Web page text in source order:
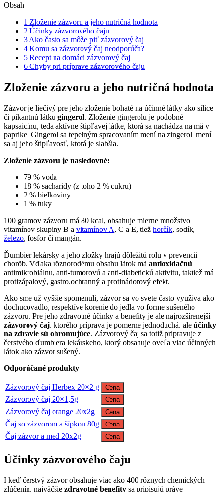
Obsah
1 Zloženie zázvoru a jeho nutričná hodnota
2 Účinky zázvorového čaju
3 Ako často sa môže piť zázvorový čaj
4 Komu sa zázvorový čaj neodporúča?
5 Recept na domáci zázvorový čaj
6 Chyby pri príprave zázvorového čaju
Zloženie zázvoru a jeho nutričná hodnota
Zázvor je liečivý pre jeho zloženie bohaté na účinné látky ako silice
či pikantnú látku gingerol. Zloženie gingerolu je podobné
kapsaicínu, teda aktívne štipľavej látke, ktorá sa nachádza najmä v
paprike. Gingerol sa tepelným spracovaním mení na zingerol, mení
sa aj jeho štipľavosť, ktorá je slabšia.
Zloženie zázvoru je nasledovné:
79 % voda
18 % sacharidy (z toho 2 % cukru)
2 % bielkoviny
1 % tuky
100 gramov zázvoru má 80 kcal, obsahuje mierne množstvo
vitamínov skupiny B a vitamínov A, C a E, tiež horčík, sodík,
železo, fosfor či mangán.
Ďumbier lekársky a jeho zložky hrajú dôležitú rolu v prevencii
chorôb. Vďaka rôznorodému obsahu látok má antioxidačnú,
antimikrobiálnu, anti-tumorovú a anti-diabetickú aktivitu, taktiež má
protizápalový, gastro.ochranný a protinádorový efekt.
Ako sme už vyššie spomenuli, zázvor sa vo svete často využíva ako
dochucovadlo, respektíve korenie do jedla vo forme sušeného
zázvoru. Pre jeho zdravotné účinky a benefity je ale najrozšírenejší
zázvorový čaj, ktorého príprava je pomerne jednoduchá, ale účinky
na zdravie sú ohromujúce. Zázvorový čaj sa totiž pripravuje z
čerstvého ďumbiera lekárskeho, ktorý obsahuje oveľa viac účinných
látok ako zázvor sušený.
Odporúčané produkty
Zázvorový čaj Herbex 20×2 g Cena
Zázvorový čaj 20×1,5g Cena
Zázvorový čaj orange 20x2g Cena
Čaj so zázvorom a šípkou 80g Cena
Čaj zázvor a med 20x2g Cena
Účinky zázvorového čaju
I keď čerstvý zázvor obsahuje viac ako 400 rôznych chemických
zlúčenín, najväčšie zdravotné benefity sa pripisujú práve